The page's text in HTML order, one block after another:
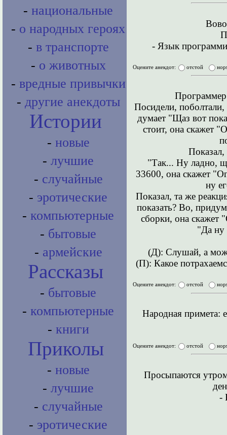
- национальные
- о народных героях
- в транспорте
- о животных
- вредные привычки
- другие анекдоты
Истории
- новые
- лучшие
- случайные
- эротические
- компьютерные
- бытовые
- армейские
Рассказы
- бытовые
- компьютерные
- книги
Приколы
- новые
- лучшие
- случайные
- эротические
- Язык
Оцените анекдот: отстой
Посидели, поболтали,
думает "Щаз вот
стоит, она скажет
"Так... Hу ладно,
33600, она скажет
ну
Показал, та же
показать? Во,
сборки, она скажет
"Да ну
(Д): Слушай, а
(П): Какое
Оцените анекдот: отстой
Народная примета:
Оцените анекдот: отстой
Просыпаются
-